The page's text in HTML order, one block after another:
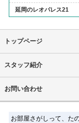
延岡のレオパレス21
トップページ
スタッフ紹介
お問い合わせ
お部屋さがしって、た